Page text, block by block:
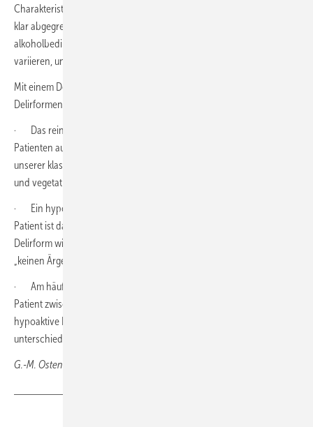
Charakteristisch ist ein fluktuierender Verlauf. Diese Delirform muss
klar abgegrenzt werden von anderen Delirformen, wie z. B. dem
alkoholbedingten Delir. Das klinische Bild des Delirs kann erheblich
variieren, und zwar inter- und intraindividuell.
Mit einem Delir verbinden Ärzte meist Agitation. Es werden aber drei
Delirformen unterschieden:
· Das rein hyperaktive Delir tritt nur bei etwa 1 % bis 15 % der
Patienten auf. Diese Form entspricht in der klinischen Manifestation
unserer klassischen Vorstellung von einem agitierten, unkooperativen
und vegetativ stark aktivierten Patienten.
· Ein hypoaktives Delir betrifft etwa 25 % bis 43 % der Patienten. Der
Patient ist dann still, in sich zurückgezogen und inaktiv. Diese
Delirform wird sehr häufig übersehen, weil der Patient ruhig ist und
„keinen Ärger“ macht.
· Am häufigsten ist die Mischform mit etwa 55 %. Hier wechselt der
Patient zwischen den verschiedenen Formen; ein Übergang in die
hypoaktive Phase muss klinisch von einem Ende des Delirs
unterschieden werden.
G.-M. Ostendorf, Wiesbaden